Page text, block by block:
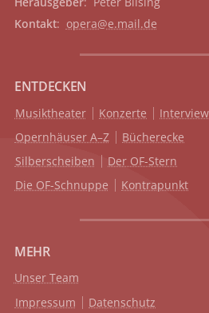
Kontakt: opera@e.mail.de
ENTDECKEN
Musiktheater Konzerte
Opernhäuser A–Z
Bücherecke
Silberscheiben
Der OF-Stern
Die OF-Schnuppe
Kontrapunkt
MEHR
Unser Team
Impressum
Datenschutz